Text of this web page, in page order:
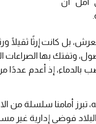
أمل أن
بل كانت إرثًا
وتفتك بها
بالدماء، إذ أعدم
تبرز أمامنا سلسلة من
فوضى إدارية غير